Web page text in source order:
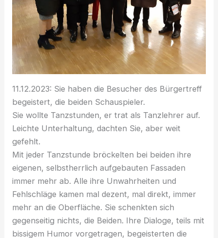
11.12.2023: Sie haben die Besucher des Bürgertreff
begeistert, die beiden Schauspieler.
Sie wollte Tanzstunden, er trat als Tanzlehrer auf.
Leichte Unterhaltung, dachten Sie, aber weit
gefehlt.
Mit jeder Tanzstunde bröckelten bei beiden ihre
eigenen, selbstherrlich aufgebauten Fassaden
immer mehr ab. Alle ihre Unwahrheiten und
Fehlschläge kamen mal dezent, mal direkt, immer
mehr an die Oberfläche. Sie schenkten sich
gegenseitig nichts, die Beiden. Ihre Dialoge, teils mit
bissigem Humor vorgetragen, begeisterten die